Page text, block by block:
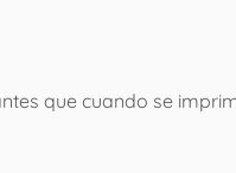
que cuando se